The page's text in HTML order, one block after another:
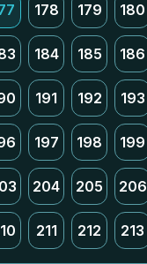
178 179 180
184 185 186
191 192 193
197 198 199
204 205 206
211 212 213